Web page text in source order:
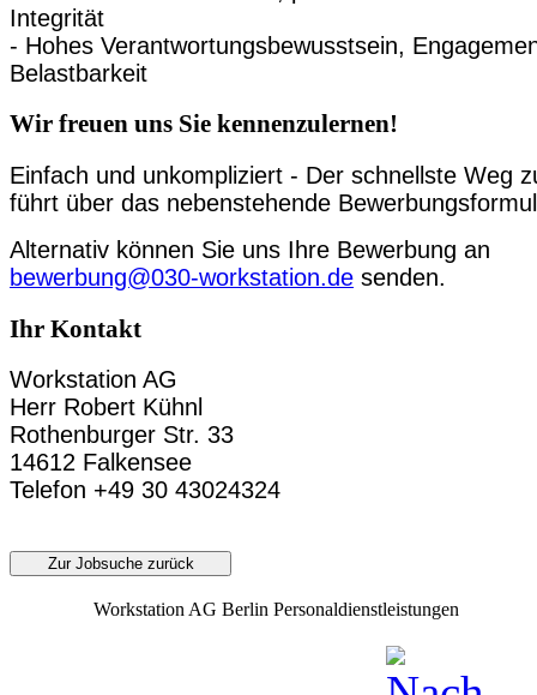
Integrität
- Hohes Verantwortungsbewusstsein,
Belastbarkeit
Wir freuen uns Sie kennenzulernen!
Einfach und unkompliziert - Der schnellste Weg
führt über das nebenstehende
Alternativ können Sie uns Ihre Bewerbung an
bewerbung@030-workstation.de senden.
Ihr Kontakt
Workstation AG
Herr Robert Kühnl
Rothenburger Str. 33
14612 Falkensee
Telefon +49 30 43024324
Zur Jobsuche zurück
Workstation AG Berlin Personaldienstleistungen